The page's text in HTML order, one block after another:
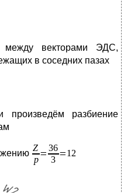
между векторами ЭДС,
в соседних пазах
разбиение